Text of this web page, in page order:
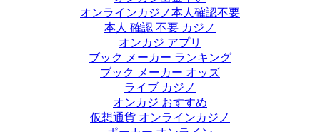
オンラインカジノ本人確認不要
本人 確認 不要 カジノ
オンカジ アプリ
ブック メーカー ランキング
ブック メーカー オッズ
ライブ カジノ
オンカジ おすすめ
仮想通貨 オンラインカジノ